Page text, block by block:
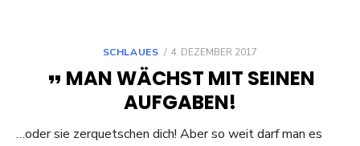
SCHLAUES
POSTED
4. DEZEMBER 2017
MAN WÄCHST MIT SEINEN
AUFGABEN!
…oder sie zerquetschen dich! Aber so weit darf man es